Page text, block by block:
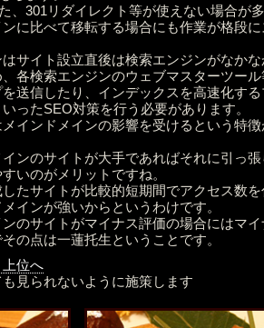
、301リダイレクト等が使えない場合が
に比べて移転する場合にも作業が格段
サイト設立直後は検索エンジンがなか
各検索エンジンのウェブマスターツー
送信したり、インデックスを高速化す
ったSEO対策を行う必要があります。
インドメインの影響を受けるという特
ンのサイトが大手であればそれに引っ
いのがメリットですね。
たサイトが比較的短期間でアクセス数
インが強いからというわけです。
のサイトがマイナス評価の場合にはマ
の点は一蓮托生ということです。
位へ
見られないように施策します